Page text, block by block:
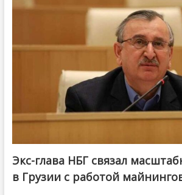
Экс-глава НБГ связал
в Грузии с работой